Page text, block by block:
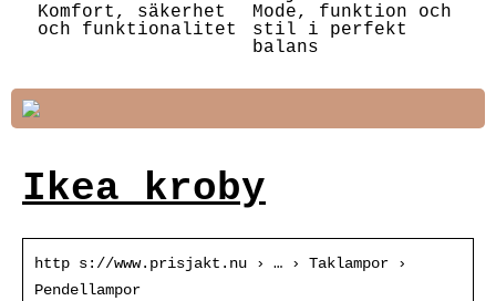
Komfort, säkerhet
och funktionalitet
Mode, funktion och
stil i perfekt
balans
Ikea kroby
http s://www.prisjakt.nu › … › Taklampor ›
Pendellampor